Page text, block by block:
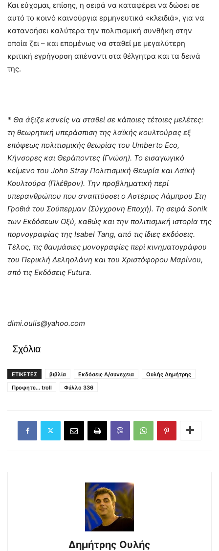
Και εύχομαι, επίσης, η σειρά να καταφέρει να δώσει σε
αυτό το κοινό καινούργια ερμηνευτικά «κλειδιά», για να
κατανοήσει καλύτερα την πολιτισμική συνθήκη στην
οποία ζει – και επομένως να σταθεί με μεγαλύτερη
κριτική εγρήγορση απέναντι στα θέλγητρα και τα δεινά
της.
* Θα άξιζε κανείς να σταθεί σε κάποιες τέτοιες μελέτες:
τη θεωρητική υπεράσπιση της λαϊκής κουλτούρας εξ
επόψεως πολιτισμικής θεωρίας του Umberto Eco,
Κήνσορες και Θεράποντες (Γνώση). To εισαγωγικό
κείμενο του John Stray Πολιτισμική Θεωρία και Λαϊκή
Κουλτούρα (Πλέθρον). Την προβληματική περί
υπερανθρώπου που αναπτύσσει ο Αστέριος Λάμπρου Στη
Γροθιά του Σούπερμαν (Σύγχρονη Εποχή). Τη σειρά Sonik
των Εκδόσεων Οξύ, καθώς και την πολιτισμική ιστορία της
πορνογραφίας της Isabel Tang, από τις ίδιες εκδόσεις.
Τέλος, τις θαυμάσιες μονογραφίες περί κινηματογράφου
του Περικλή Δεληολάνη και του Χριστόφορου Μαρίνου,
από τις Εκδόσεις Futura.
dimi.oulis@yahoo.com
Σχόλια
ΕΤΙΚΕΤΕΣ βιβλία Εκδόσεις Α/συνεχεια
Ουλής Δημήτρης
Προφητε... troll
Φύλλο 336
Δημήτρης Ουλής